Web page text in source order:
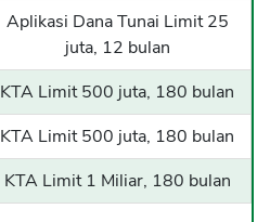
Aplikasi Dana Tunai Limit 25
juta, 12 bulan
KTA Limit 500 juta, 180 bulan
KTA Limit 500 juta, 180 bulan
KTA Limit 1 Miliar, 180 bulan